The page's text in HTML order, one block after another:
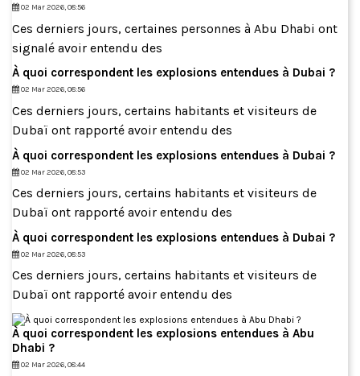
02 Mar 2026, 08:56
Ces derniers jours, certaines personnes à Abu Dhabi ont
signalé avoir entendu des
À quoi correspondent les explosions entendues à Dubai ?
02 Mar 2026, 08:56
Ces derniers jours, certains habitants et visiteurs de
Dubaï ont rapporté avoir entendu des
À quoi correspondent les explosions entendues à Dubai ?
02 Mar 2026, 08:53
Ces derniers jours, certains habitants et visiteurs de
Dubaï ont rapporté avoir entendu des
À quoi correspondent les explosions entendues à Dubai ?
02 Mar 2026, 08:53
Ces derniers jours, certains habitants et visiteurs de
Dubaï ont rapporté avoir entendu des
À quoi correspondent les explosions entendues à Abu
Dhabi ?
02 Mar 2026, 08:44